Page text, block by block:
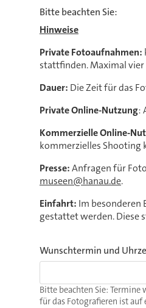
Bitte beachten Sie:
Hinweise
Private Fotoaufnahmen:
stattfinden. Maximal vier
Dauer: Die Zeit für das
Private Online-Nutzung:
Kommerzielle Online-
kommerzielles Shooting
Presse:Anfragen für
museen@hanau.de.
Einfahrt: Im besonderen
gestattet werden. Diese
Wunschtermin und
Bitte beachten Sie:
für das Fotografieren ist auf